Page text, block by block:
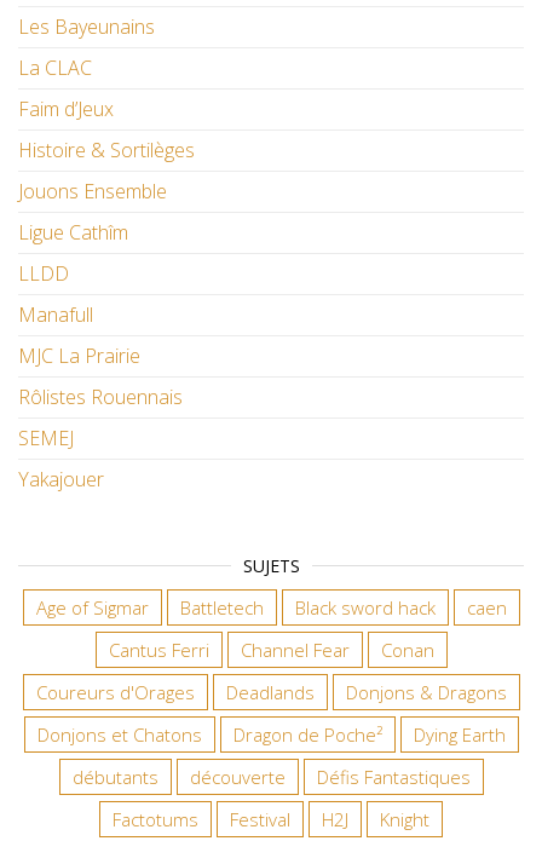
Les Bayeunains
La CLAC
Faim d’Jeux
Histoire & Sortilèges
Jouons Ensemble
Ligue Cathîm
LLDD
Manafull
MJC La Prairie
Rôlistes Rouennais
SEMEJ
Yakajouer
SUJETS
Age of Sigmar Battletech Black sword hack
caen
Cantus Ferri
Channel Fear
Conan
Coureurs d'Orages
Deadlands
Donjons & Dragons
Donjons et Chatons
Dragon de Poche²
Dying Earth
débutants
découverte
Défis Fantastiques
Factotums
Festival H2J Knight